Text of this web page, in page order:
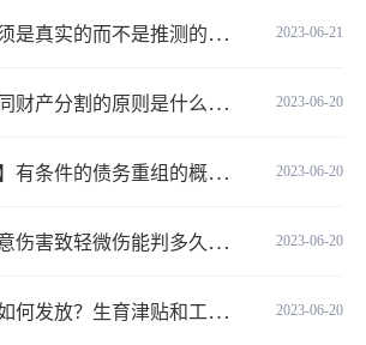
2023-06-21
真实的而不是推测的吗？
2023-06-20
原则是什么？离婚的共同财产怎么分割？
2023-06-20
务重组的概念是什么？债务重新安排如何进行？
2023-06-20
伤能判多久时间？轻微伤鉴定标准是什么？
2023-06-20
放？生育津贴和工资冲突吗？